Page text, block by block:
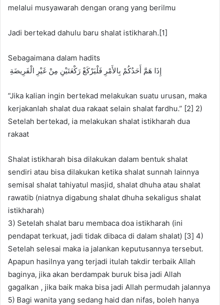
melalui musyawarah dengan orang yang berilmu
Jadi bertekad dahulu baru shalat istikharah.[1]
Sebagaimana dalam hadits
ﺇِﺫَﺍ ﻫَﻢَّ ﺃَﺣَﺪُﻛُﻢْ ﺑِﺎﻷَﻣْﺮِ ﻓَﻠْﻴَﺮْﻛَﻊْ ﺭَﻛْﻌَﺘَﻴْﻦِ ﻣِﻦْ ﻏَﻴْﺮِ ﺍﻟْﻔَﺮِﻳﻀَﺔِ
“Jika kalian ingin bertekad melakukan suatu urusan, maka
kerjakanlah shalat dua rakaat selain shalat fardhu.” [2] 2)
Setelah bertekad, ia melakukan shalat istikharah dua
rakaat
Shalat istikharah bisa dilakukan dalam bentuk shalat
sendiri atau bisa dilakukan ketika shalat sunnah lainnya
semisal shalat tahiyatul masjid, shalat dhuha atau shalat
rawatib (niatnya digabung shalat dhuha sekaligus shalat
istikharah)
3) Setelah shalat baru membaca doa istikharah (ini
pendapat terkuat, jadi tidak dibaca di dalam shalat) [3] 4)
Setelah selesai maka ia jalankan keputusannya tersebut.
Apapun hasilnya yang terjadi itulah takdir terbaik Allah
baginya, jika akan berdampak buruk bisa jadi Allah
gagalkan , jika baik maka bisa jadi Allah permudah jalannya
5) Bagi wanita yang sedang haid dan nifas, boleh hanya